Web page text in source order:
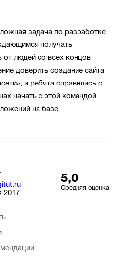
задача по разработке
получать
от людей со всех концов
доверить создание сайта
и ребята справились с
начать с этой командой
на базе
2017
5,0
Средняя оценка